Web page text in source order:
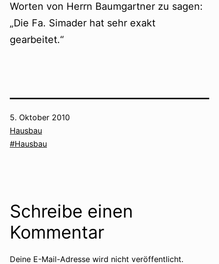
Worten von Herrn Baumgartner zu sagen:
„Die Fa. Simader hat sehr exakt
gearbeitet.“
Veröffentlicht
am
5. Oktober 2010
Kategorisiert
als
Hausbau
Verschlagwortet
Hausbau
Schreibe einen
Kommentar
Deine E-Mail-Adresse wird nicht veröffentlicht.